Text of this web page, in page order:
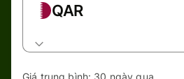
QAR
Giá trung bình: 30 ngày qua